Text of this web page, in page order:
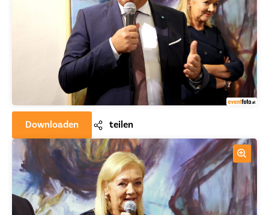
Downloaden teilen